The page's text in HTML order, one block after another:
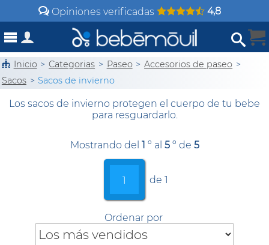
Opiniones verificadas 4,8
Inicio > Categorias > Paseo > Accesorios de paseo >
Sacos > Sacos de invierno
Los sacos de invierno protegen el cuerpo de tu bebe
para resguardarlo.
Mostrando del 1 º al 5º de 5
1 de 1
Ordenar por